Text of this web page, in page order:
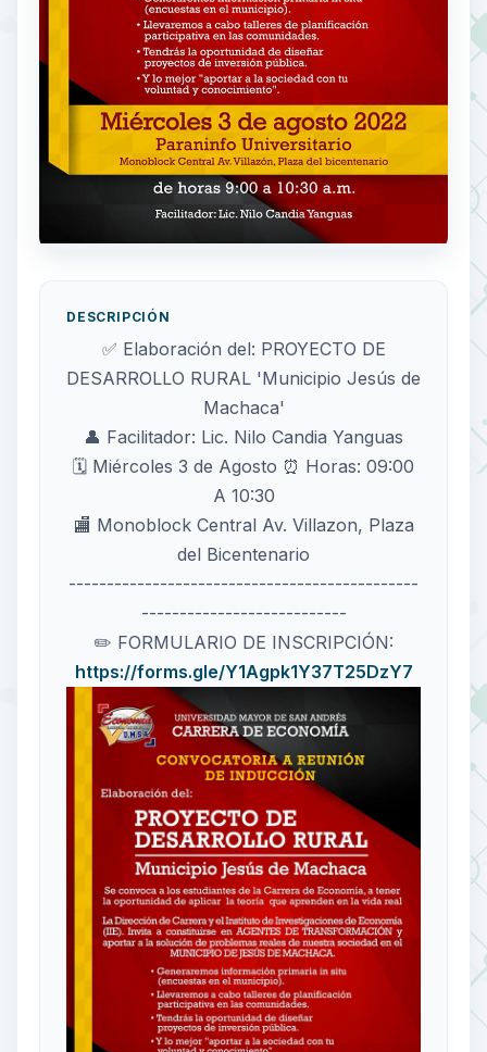
DESCRIPCIÓN
✅ Elaboración del: PROYECTO DE
DESARROLLO RURAL 'Municipio Jesús de
Machaca'
👤 Facilitador: Lic. Nilo Candia Yanguas
🗓️ Miércoles 3 de Agosto ⏰ Horas: 09:00
A 10:30
🏬 Monoblock Central Av. Villazon, Plaza
del Bicentenario
----------------------------------------------
---------------------------
✏️ FORMULARIO DE INSCRIPCIÓN:
https://forms.gle/Y1Agpk1Y37T25DzY7